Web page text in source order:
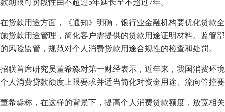
款期限可阶段性由不超过5年延长至不超过7年。
在贷款用途方面，《通知》明确，银行业金融机构要优化贷款
施贷款用途管理，简化客户需提供的贷款用途证明材料。监管
的风险监管，规范对个人消费贷款用途合规性的检查和处罚。
招联首席研究员董希淼对第一财经表示，近年来，我国消费环
个人消费贷款额度上限要求并适当简化对资金用途、流向管控
董希淼称，在这样的背景下，提高个人消费贷款额度，放宽相